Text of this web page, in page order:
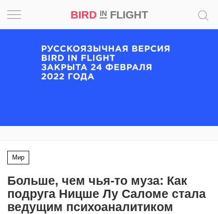
BIRD INFLIGHT
Мир
Больше, чем чья-то муза: Как
подруга Ницше Лу Саломе стала
ведущим психоаналитиком